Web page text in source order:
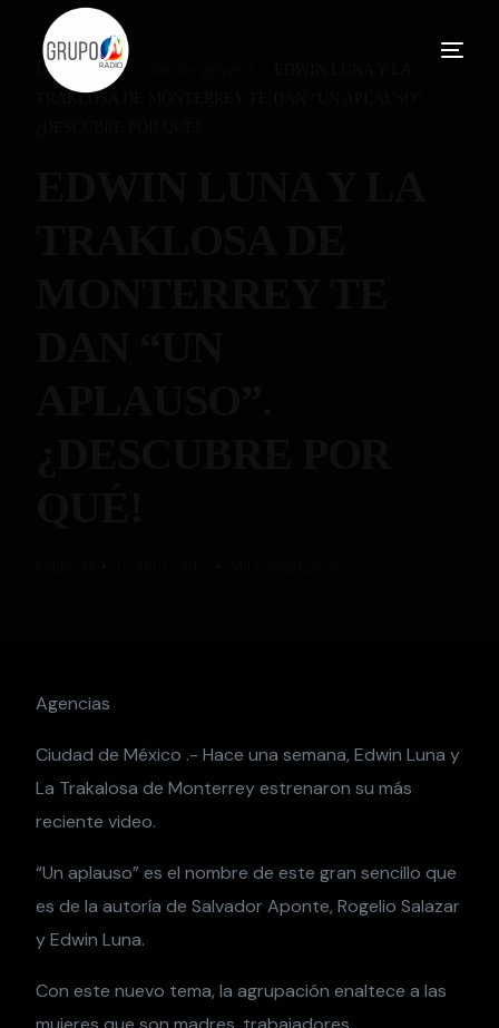
Home Blog
TRAKLOSA DE MONTERREY TE DAN “UN APLAUSO”.
Agencias
Ciudad de México .- Hace una semana, Edwin Luna y
La Trakalosa de Monterrey estrenaron su más
reciente video.
“Un aplauso” es el nombre de este gran sencillo que
es de la autoría de Salvador Aponte, Rogelio Salazar
y Edwin Luna.
Con este nuevo tema, la agrupación enaltece a las